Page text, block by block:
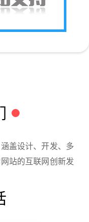
盖设计、开发、多
站的互联网创新发